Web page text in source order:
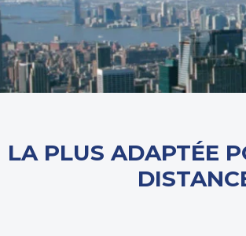
PLUS ADAPTÉE